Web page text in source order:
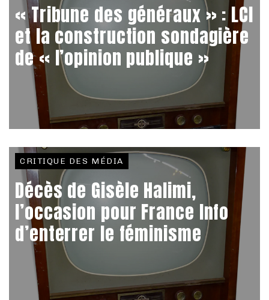
« Tribune des généraux » : LCI
et la construction sondagière
de « l’opinion publique »
CRITIQUE DES MÉDIA
Décès de Gisèle Halimi,
l’occasion pour France Info
d’enterrer le féminisme